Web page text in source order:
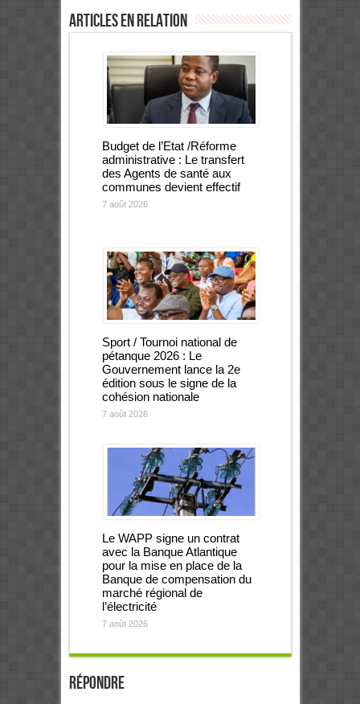
Articles en relation
Budget de l’Etat /Réforme
administrative : Le transfert
des Agents de santé aux
communes devient effectif
7 août 2026
Sport / Tournoi national de
pétanque 2026 : Le
Gouvernement lance la 2e
édition sous le signe de la
cohésion nationale
7 août 2026
Le WAPP signe un contrat
avec la Banque Atlantique
pour la mise en place de la
Banque de compensation du
marché régional de
l’électricité
7 août 2026
Répondre